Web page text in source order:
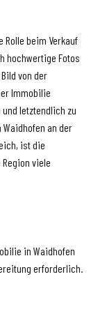
beim Verkauf
hochwertige Fotos
von der
Immobilie
letztendlich zu
an der
ist die
viele
in Waidhofen
erforderlich.